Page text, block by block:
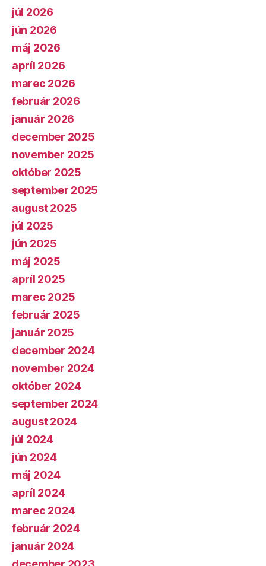
júl 2026
jún 2026
máj 2026
apríl 2026
marec 2026
február 2026
január 2026
december 2025
november 2025
október 2025
september 2025
august 2025
júl 2025
jún 2025
máj 2025
apríl 2025
marec 2025
február 2025
január 2025
december 2024
november 2024
október 2024
september 2024
august 2024
júl 2024
jún 2024
máj 2024
apríl 2024
marec 2024
február 2024
január 2024